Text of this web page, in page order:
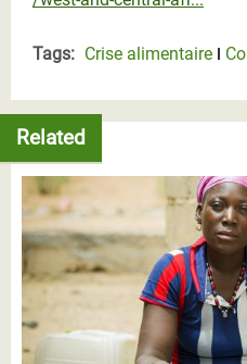
Tags: Crise alimentaire
Related